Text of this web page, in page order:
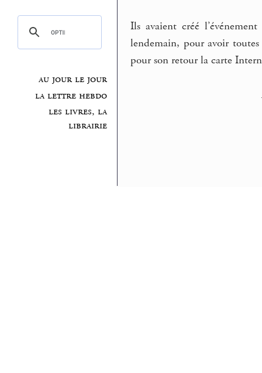
au jour le jour
la lettre hebdo
les livres, la
librairie
Ils avaient créé
lendemain, pour avoir
pour son retour la carte